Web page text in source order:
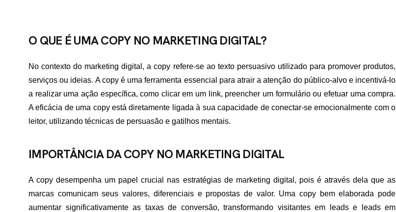
O QUE É UMA COPY NO MARKETING DIGITAL?
No contexto do marketing digital, a copy refere-se ao texto persuasivo utilizado para promover produtos,
serviços ou ideias. A copy é uma ferramenta essencial para atrair a atenção do público-alvo e incentivá-lo
a realizar uma ação específica, como clicar em um link, preencher um formulário ou efetuar uma compra.
A eficácia de uma copy está diretamente ligada à sua capacidade de conectar-se emocionalmente com o
leitor, utilizando técnicas de persuasão e gatilhos mentais.
IMPORTÂNCIA DA COPY NO MARKETING DIGITAL
A copy desempenha um papel crucial nas estratégias de marketing digital, pois é através dela que as
marcas comunicam seus valores, diferenciais e propostas de valor. Uma copy bem elaborada pode
aumentar significativamente as taxas de conversão, transformando visitantes em leads e leads em